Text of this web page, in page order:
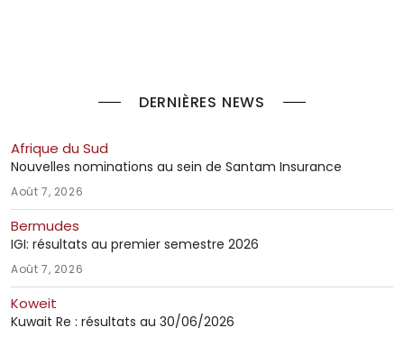
DERNIÈRES NEWS
Afrique du Sud
Nouvelles nominations au sein de Santam Insurance
Août 7, 2026
Bermudes
IGI: résultats au premier semestre 2026
Août 7, 2026
Koweit
Kuwait Re : résultats au 30/06/2026